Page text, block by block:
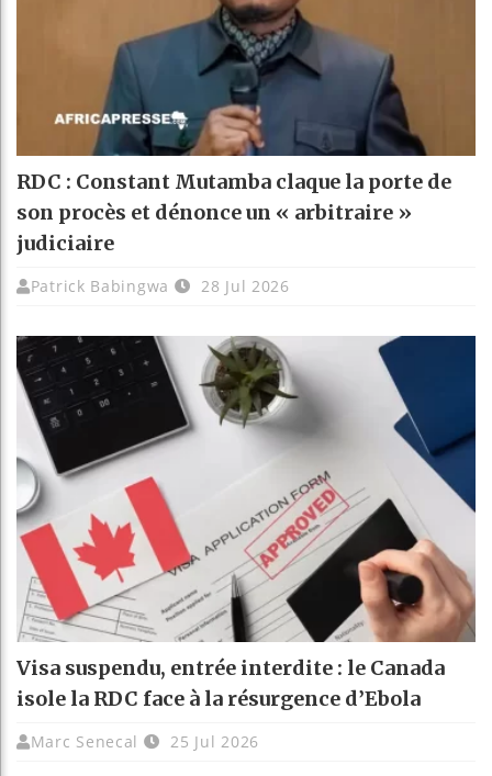
RDC : Constant Mutamba claque la porte de
son procès et dénonce un « arbitraire »
judiciaire
Patrick Babingwa 28 Jul 2026
Visa suspendu, entrée interdite : le Canada
isole la RDC face à la résurgence d’Ebola
Marc Senecal 25 Jul 2026